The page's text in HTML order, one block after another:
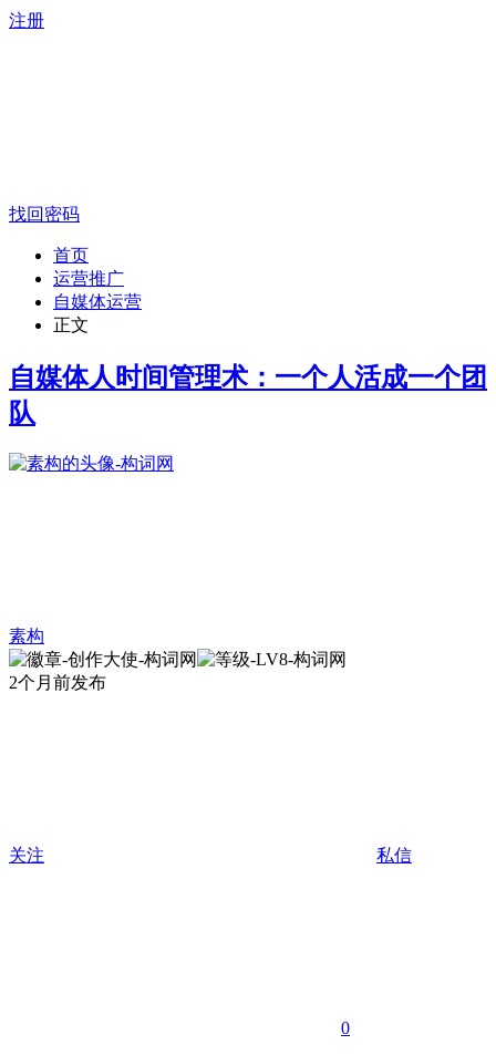
注册
找回密码
首页
运营推广
自媒体运营
正文
自媒体人时间管理术：一个人活成一个团
队
素构
2个月前发布
关注 私信
0